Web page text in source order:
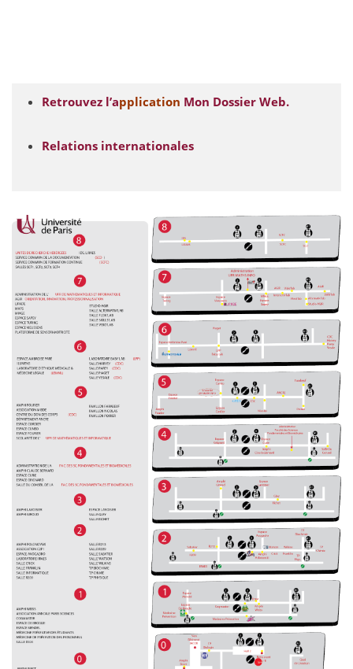
Retrouvez l’application Mon Dossier Web.
Relations internationales